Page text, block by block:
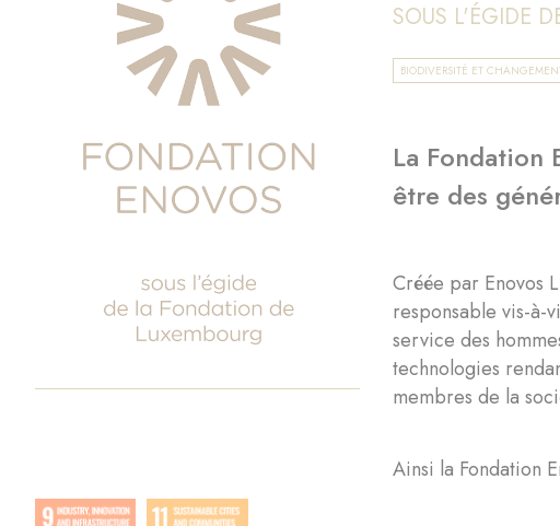
SOUS L'ÉGIDE
BIODIVERSITÉ ET
La
être des
Créée par Enovos
responsable vis-à-
service des
technologies
membres de la
Ainsi la Fondation